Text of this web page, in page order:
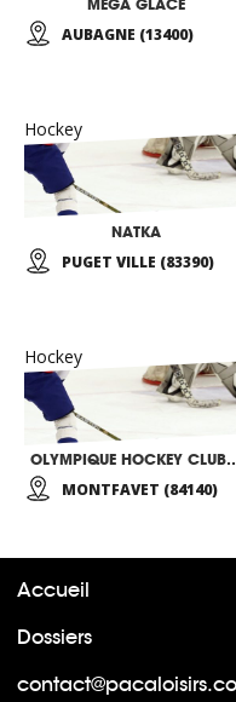
MEGA GLACE
AUBAGNE (13400)
Hockey
NATKA
PUGET VILLE (83390)
Hockey
OLYMPIQUE
MONTFAVET (84140)
Accueil
Dossiers